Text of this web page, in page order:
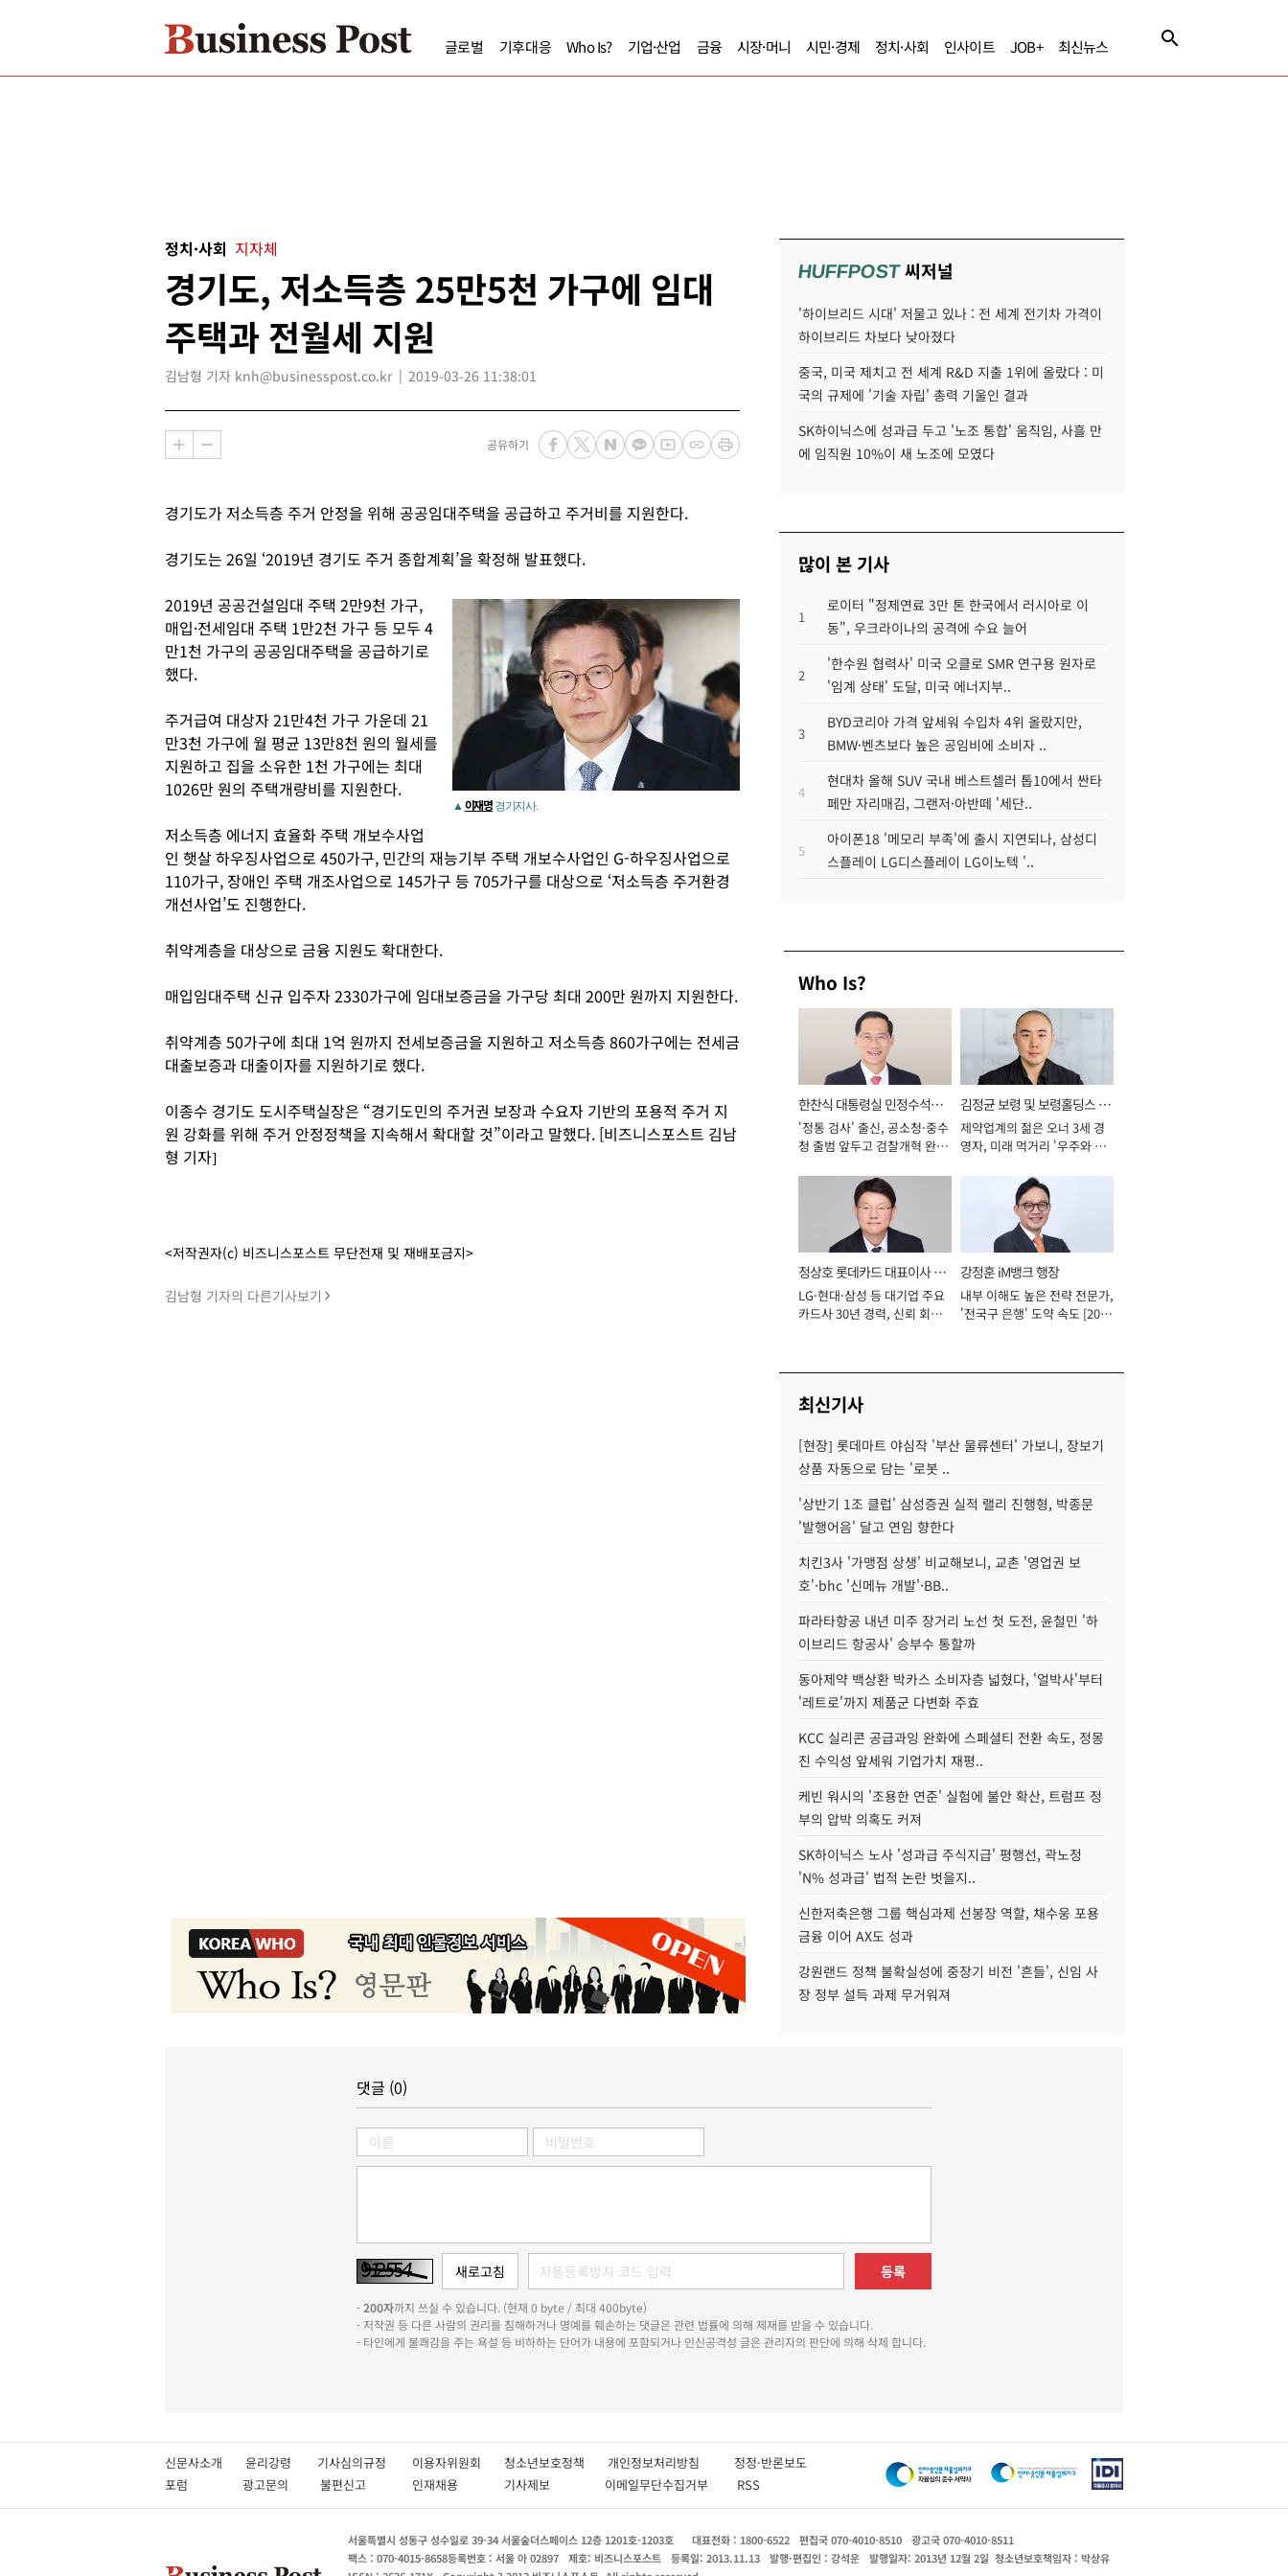
글로벌 기후대응 Who Is? 기업·산업 금융 시장·머니 시민·경제 정치·사회 인사이트 JOB+ 최신뉴스
정치·사회 지자체
경기도, 저소득층 25만5천 가구에 임대
주택과 전월세 지원
김남형 기자 knh@businesspost.co.kr 2019-03-26 11:38:01
공유하기
경기도가 저소득층 주거 안정을 위해 공공임대주택을 공급하고 주거비를 지원한다.
경기도는 26일 ‘2019년 경기도 주거 종합계획’을 확정해 발표했다.
▲ 이재명 경기지사.
2019년 공공건설임대 주택 2만9천 가구,
매입·전세임대 주택 1만2천 가구 등 모두 4
만1천 가구의 공공임대주택을 공급하기로
했다.
주거급여 대상자 21만4천 가구 가운데 21
만3천 가구에 월 평균 13만8천 원의 월세를
지원하고 집을 소유한 1천 가구에는 최대
1026만 원의 주택개량비를 지원한다.
저소득층 에너지 효율화 주택 개보수사업
인 햇살 하우징사업으로 450가구, 민간의 재능기부 주택 개보수사업인 G-하우징사업으로
110가구, 장애인 주택 개조사업으로 145가구 등 705가구를 대상으로 ‘저소득층 주거환경
개선사업’도 진행한다.
취약계층을 대상으로 금융 지원도 확대한다.
매입임대주택 신규 입주자 2330가구에 임대보증금을 가구당 최대 200만 원까지 지원한다.
취약계층 50가구에 최대 1억 원까지 전세보증금을 지원하고 저소득층 860가구에는 전세금
대출보증과 대출이자를 지원하기로 했다.
이종수 경기도 도시주택실장은 “경기도민의 주거권 보장과 수요자 기반의 포용적 주거 지
원 강화를 위해 주거 안정정책을 지속해서 확대할 것”이라고 말했다. [비즈니스포스트 김남
형 기자]
<저작권자(c) 비즈니스포스트 무단전재 및 재배포금지>
김남형 기자의 다른기사보기
HUFFPOST씨저널
'하이브리드 시대' 저물고 있나 : 전 세계 전기차 가격이
하이브리드 차보다 낮아졌다
중국, 미국 제치고 전 세계 R&D 지출 1위에 올랐다 : 미
국의 규제에 '기술 자립' 총력 기울인 결과
SK하이닉스에 성과급 두고 '노조 통합' 움직임, 사흘 만
에 임직원 10%이 새 노조에 모였다
많이 본 기사
1
로이터 "정제연료 3만 톤 한국에서 러시아로 이
동", 우크라이나의 공격에 수요 늘어
2
'한수원 협력사' 미국 오클로 SMR 연구용 원자로
'임계 상태' 도달, 미국 에너지부..
3
BYD코리아 가격 앞세워 수입차 4위 올랐지만,
BMW·벤츠보다 높은 공임비에 소비자 ..
4
현대차 올해 SUV 국내 베스트셀러 톱10에서 싼타
페만 자리매김, 그랜저·아반떼 '세단..
5
아이폰18 '메모리 부족'에 출시 지연되나, 삼성디
스플레이 LG디스플레이 LG이노텍 '..
Who Is?
한찬식 대통령실 민정수석비
서관
'정통 검사' 출신, 공소청·중수
청 출범 앞두고 검찰개혁 완수
김정균 보령 및 보령홀딩스 대
표이사 사장
제약업계의 젊은 오너 3세 경
영자, 미래 먹거리 '우주와 헬
정상호 롯데카드 대표이사 사
장
LG·현대·삼성 등 대기업 주요
카드사 30년 경력, 신뢰 회복
강정훈 iM뱅크 행장
내부 이해도 높은 전략 전문가,
'전국구 은행' 도약 속도 [2026
최신기사
[현장] 롯데마트 야심작 '부산 물류센터' 가보니, 장보기
상품 자동으로 담는 '로봇 ..
'상반기 1조 클럽' 삼성증권 실적 랠리 진행형, 박종문
'발행어음' 달고 연임 향한다
치킨3사 '가맹점 상생' 비교해보니, 교촌 '영업권 보
호'·bhc '신메뉴 개발'·BB..
파라타항공 내년 미주 장거리 노선 첫 도전, 윤철민 '하
이브리드 항공사' 승부수 통할까
동아제약 백상환 박카스 소비자층 넓혔다, '얼박사'부터
'레트로'까지 제품군 다변화 주효
KCC 실리콘 공급과잉 완화에 스페셜티 전환 속도, 정몽
진 수익성 앞세워 기업가치 재평..
케빈 워시의 '조용한 연준' 실험에 불안 확산, 트럼프 정
부의 압박 의혹도 커져
SK하이닉스 노사 '성과급 주식지급' 평행선, 곽노정
'N% 성과급' 법적 논란 벗을지..
신한저축은행 그룹 핵심과제 선봉장 역할, 채수웅 포용
금융 이어 AX도 성과
강원랜드 정책 불확실성에 중장기 비전 '흔들', 신임 사
장 정부 설득 과제 무거워져
댓글 (0)
등록
-200자까지 쓰실 수 있습니다. (현재 0 byte / 최대 400byte)
- 저작권 등 다른 사람의 권리를 침해하거나 명예를 훼손하는 댓글은 관련 법률에 의해 제재를 받을 수 있습니다.
- 타인에게 불쾌감을 주는 욕설 등 비하하는 단어가 내용에 포함되거나 인신공격성 글은 관리자의 판단에 의해 삭제 합니다.
신문사소개 윤리강령 기사심의규정 이용자위원회 청소년보호정책 개인정보처리방침 정정·반론보도
포럼
광고문의 불편신고 인재채용 기사제보 이메일무단수집거부 RSS
서울특별시 성동구 성수일로 39-34 서울숲더스페이스 12층 1201호-1203호 대표전화 : 1800-6522 편집국 070-4010-8510
광고국 070-4010-8511
팩스 : 070-4015-8658등록번호 : 서울 아 02897 제호: 비즈니스포스트 등록일: 2013.11.13 발행·편집인 : 강석운 발행일자: 2013년 12월 2일 청소년보호책임자 : 박상유